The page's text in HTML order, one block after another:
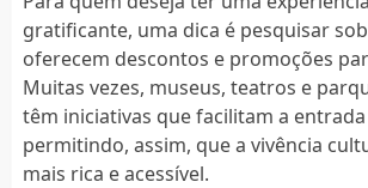
gratificante, uma dica é pesquisar
oferecem descontos e promoções
Muitas vezes, museus, teatros e
têm iniciativas que facilitam a
permitindo, assim, que a vivência
mais rica e acessível.